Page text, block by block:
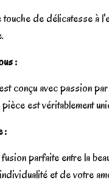
touche de délicatesse à
:
conçu avec passion
est véritablement
:
parfaite entre la
et de votre